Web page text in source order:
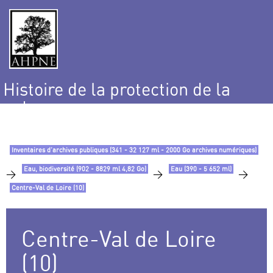
Histoire de la protection de la
nature
Inventaires d’archives publiques (341 - 32 127 ml - 2000 Go archives numériques)
> Eau, biodiversité (902 - 8829 ml 4,82 Go) > Eau (390 - 5 652 ml) >
Centre-Val de Loire (10)
Centre-Val de Loire
(10)